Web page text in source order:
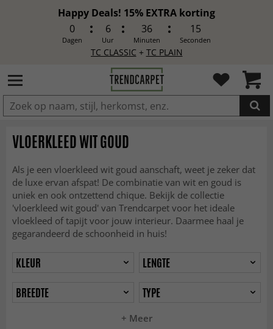
Happy Deals! 15% EXTRA korting
0
Dagen
6
Uur
36
Minuten
13
Seconden
TC CLASSIC + TC PLAIN
IN DE WINKELWAGEN GELEGD
VLOERKLEED WIT GOUD
Als je een vloerkleed wit goud aanschaft, weet je zeker dat
de luxe ervan afspat! De combinatie van wit en goud is
uniek en ook ontzettend chique. Bekijk de collectie
'vloerkleed wit goud' van Trendcarpet voor het ideale
vloekleed of tapijt voor jouw interieur. Daarmee haal je
gegarandeerd de schoonheid in huis!
+ Meer
KLEUR
LENGTE
BREEDTE
TYPE